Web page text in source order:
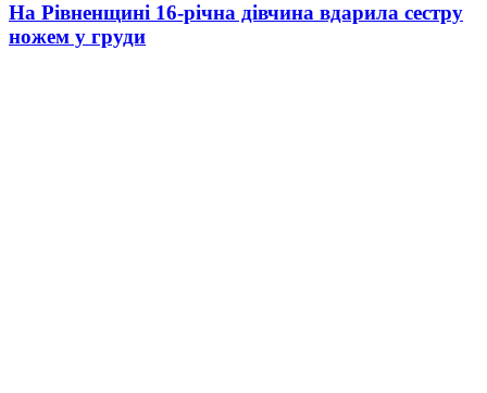
На Рівненщині 16-річна дівчина вдарила сестру
ножем у груди